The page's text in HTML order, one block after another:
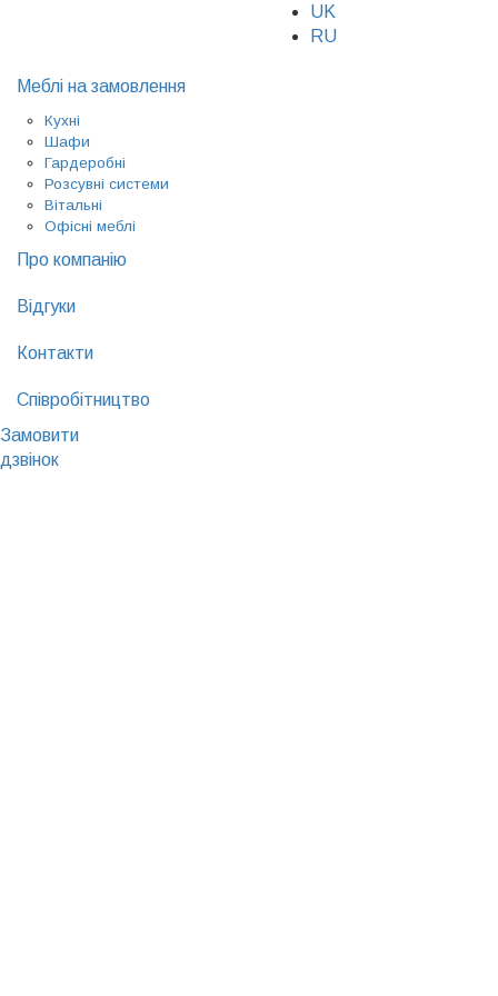
UK
RU
Меблі на замовлення
Кухні
Шафи
Гардеробні
Розсувні системи
Вітальні
Офісні меблі
Про компанію
Відгуки
Контакти
Співробітництво
Замовити
дзвінок